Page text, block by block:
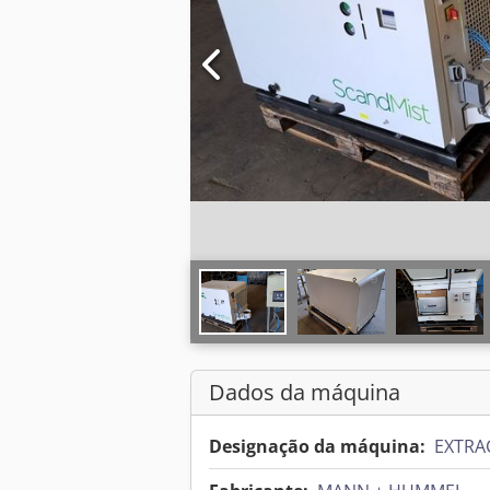
Dados da máquina
Designação da máquina: